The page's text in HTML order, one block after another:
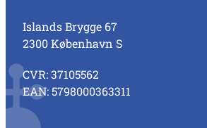
Islands Brygge 67
2300 København S
CVR: 37105562
EAN: 5798000363311